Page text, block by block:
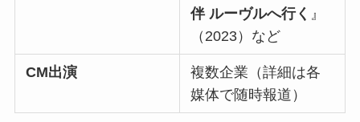
伴 ルーヴルへ行く 』
（2023）など
CM出演
複数企業（詳細は各
媒体で随時報道）